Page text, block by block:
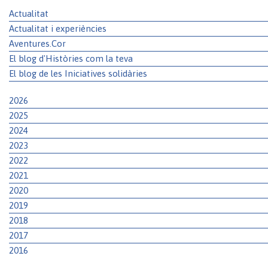
Actualitat
Actualitat i experiències
Aventures.Cor
El blog d'Històries com la teva
El blog de les Iniciatives solidàries
2026
2025
2024
2023
2022
2021
2020
2019
2018
2017
2016